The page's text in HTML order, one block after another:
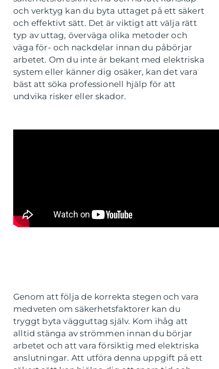
och verktyg kan du byta uttaget på ett säkert
och effektivt sätt. Det är viktigt att välja rätt
typ av uttag, överväga olika metoder och
väga för- och nackdelar innan du påbörjar
arbetet. Om du inte är bekant med elektriska
system eller känner dig osäker, kan det vara
bäst att söka professionell hjälp för att
undvika risker eller skador.
Genom att följa de korrekta stegen och vara
medveten om säkerhetsfaktorer kan du
tryggt byta vägguttag själv. Kom ihåg att
alltid stänga av strömmen innan du börjar
arbetet och att vara försiktig med elektriska
anslutningar. Att utföra denna uppgift på ett